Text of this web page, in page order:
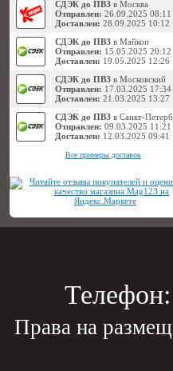
СДЭК до ПВЗ в Москва
Отправлен: 26.09.2025 08:11
Доставлен: 28.09.2025 10:12
СДЭК до ПВЗ в Майкоп
Отправлен: 15.05.2025 20:12
Доставлен: 19.05.2025 12:26
СДЭК до ПВЗ в Московский
Отправлен: 17.03.2025 17:34
Доставлен: 21.03.2025 13:27
СДЭК до ПВЗ в Санкт-
Отправлен: 09.03.2025 11:21
Доставлен: 12.03.2025 09:41
Все примеры доставок
Телефон:
Права на